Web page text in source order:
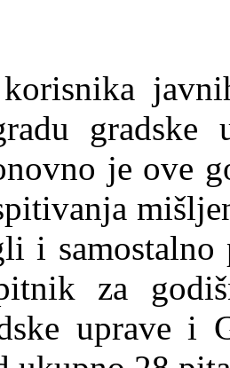
je ove
i
za
uprave i